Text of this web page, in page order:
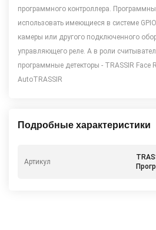
программного контроллера.
использовать имеющиеся в системе
камеры или другого подключенного
управляющего реле. А в роли
программные детекторы - TRASSIR Face
AutoTRASSIR
Подробные характеристики
Артикул